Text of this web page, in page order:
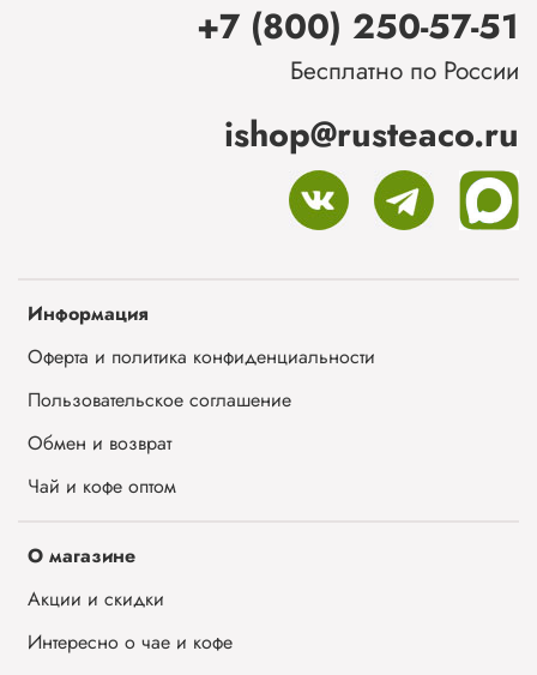
Информация
Оферта и политика конфиденциальности
Пользовательское соглашение
Обмен и возврат
Чай и кофе оптом
О магазине
Акции и скидки
Интересно о чае и кофе
+7 (800) 250-57-51
Бесплатно по России
ishop@rusteaco.ru